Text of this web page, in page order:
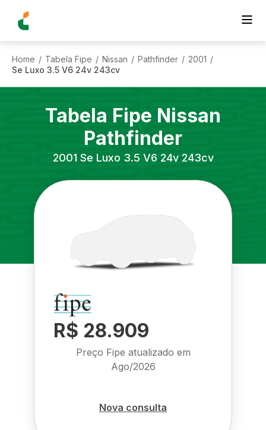
Home / Tabela Fipe / Nissan / Pathfinder / 2001 /
Se Luxo 3.5 V6 24v 243cv
Tabela Fipe Nissan
Pathfinder
2001 Se Luxo 3.5 V6 24v 243cv
R$ 28.909
Preço Fipe atualizado em
Ago/2026
Nova consulta